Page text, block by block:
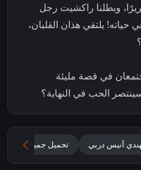
وبطلنا راكشيت رجل
يلتقي هذان القلبان،
في قصة مليئة
الحب في النهاية؟
أنيس دربي تحميل جميع حلقات Oh Humnava – Tum Dena Saath Mera مترجمة